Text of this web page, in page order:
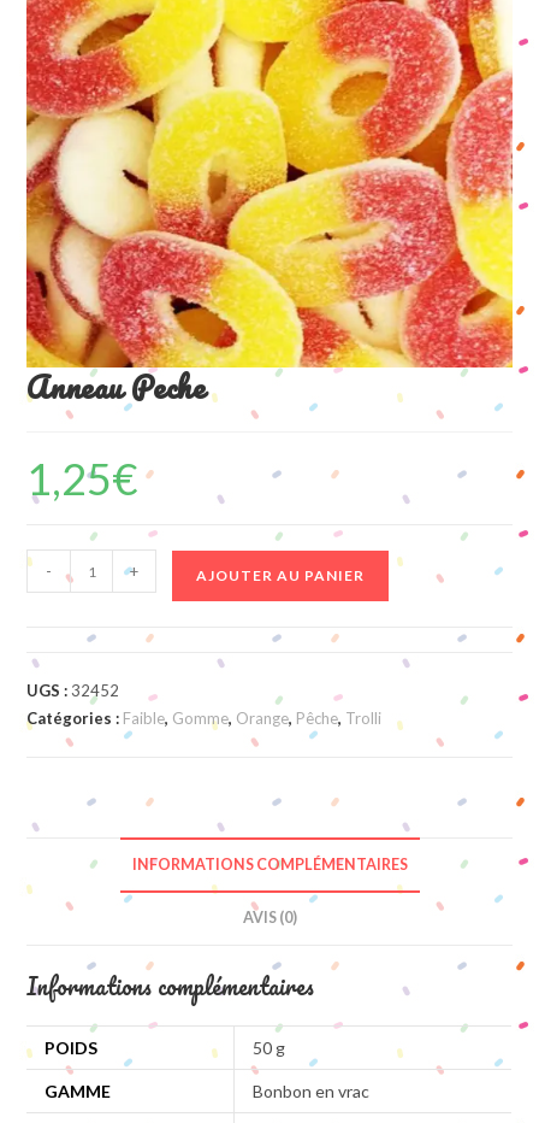
Anneau Peche
1,25€
quantité
de
- + AJOUTER AU PANIER
UGS : 32452
Catégories : Faible, Gomme, Orange, Pêche, Trolli
INFORMATIONS COMPLÉMENTAIRES
AVIS (0)
Informations complémentaires
POIDS 50 g
GAMME Bonbon en vrac